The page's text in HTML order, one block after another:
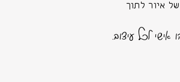
איור לתוך
לכל עיצוב.